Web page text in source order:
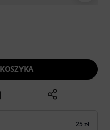
25 zł